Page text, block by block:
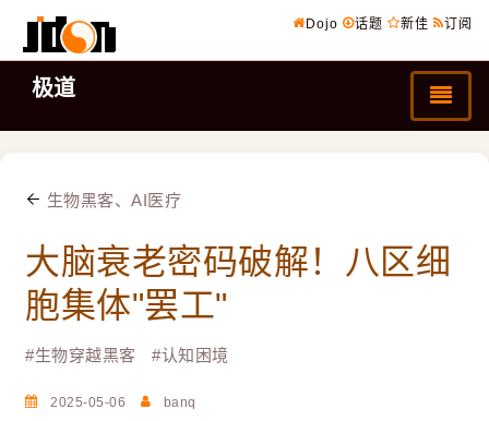
Dojo 话题 新佳 订阅
极道
生物黑客、AI医疗
大脑衰老密码破解！八区细
胞集体"罢工"
#生物穿越黑客 #认知困境
2025-05-06 banq